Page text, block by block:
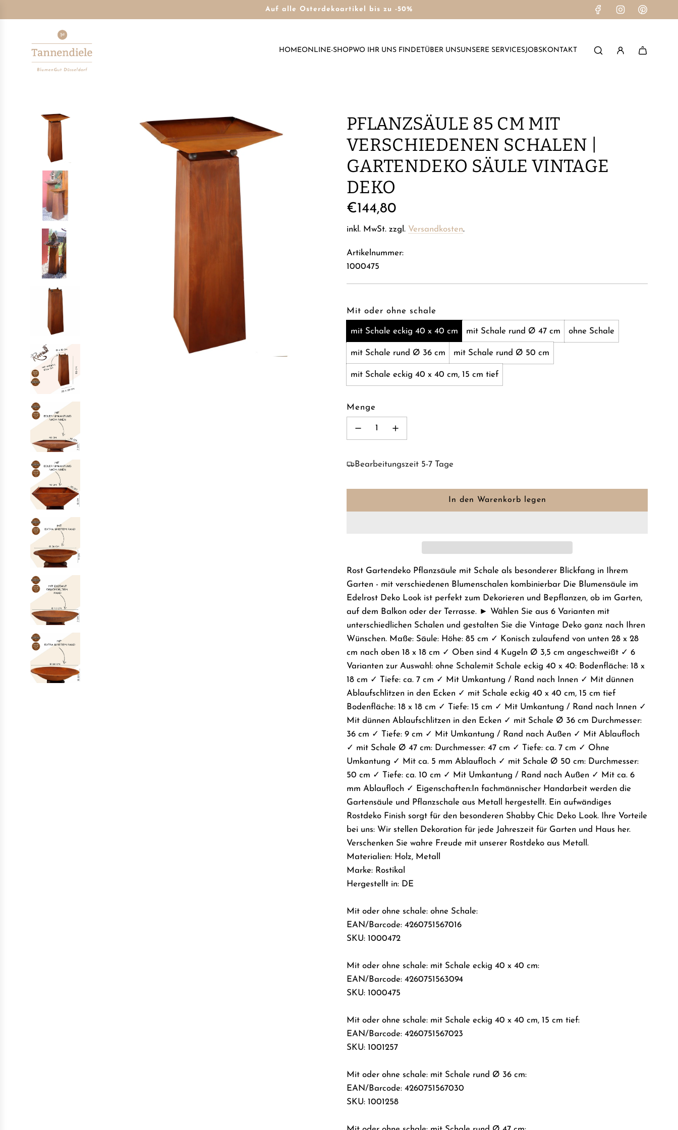
Auf alle Osterdekoartikel bis zu -50%
HOMEONLINE-SHOPWO IHR UNS FINDETÜBER UNSUNSERE SERVICESJOBSKONTAKT
PFLANZSÄULE 85 CM MIT
VERSCHIEDENEN SCHALEN |
GARTENDEKO SÄULE VINTAGE
DEKO
Regulärer
Preis
€144,80
inkl. MwSt. zzgl. Versandkosten.
Artikelnummer:
1000475
Mit oder ohne schale
mit Schale eckig 40 x 40 cm mit Schale rund Ø 47 cm ohne Schale
mit Schale rund Ø 36 cm mit Schale rund Ø 50 cm
mit Schale eckig 40 x 40 cm, 15 cm tief
Menge
Bearbeitungszeit 5-7 Tage
In den Warenkorb legen
e
n
.
.
Rost Gartendeko Pflanzsäule mit Schale als besonderer Blickfang in Ihrem
Garten - mit verschiedenen Blumenschalen kombinierbar Die Blumensäule im
Edelrost Deko Look ist perfekt zum Dekorieren und Bepflanzen, ob im Garten,
auf dem Balkon oder der Terrasse. ► Wählen Sie aus 6 Varianten mit
unterschiedlichen Schalen und gestalten Sie die Vintage Deko ganz nach Ihren
Wünschen. Maße: Säule: Höhe: 85 cm ✓ Konisch zulaufend von unten 28 x 28
cm nach oben 18 x 18 cm ✓ Oben sind 4 Kugeln Ø 3,5 cm angeschweißt ✓ 6
Varianten zur Auswahl: ohne Schalemit Schale eckig 40 x 40: Bodenfläche: 18 x
18 cm ✓ Tiefe: ca. 7 cm ✓ Mit Umkantung / Rand nach Innen ✓ Mit dünnen
Ablaufschlitzen in den Ecken ✓ mit Schale eckig 40 x 40 cm, 15 cm tief
Bodenfläche: 18 x 18 cm ✓ Tiefe: 15 cm ✓ Mit Umkantung / Rand nach Innen ✓
Mit dünnen Ablaufschlitzen in den Ecken ✓ mit Schale Ø 36 cm Durchmesser:
36 cm ✓ Tiefe: 9 cm ✓ Mit Umkantung / Rand nach Außen ✓ Mit Ablaufloch
✓ mit Schale Ø 47 cm: Durchmesser: 47 cm ✓ Tiefe: ca. 7 cm ✓ Ohne
Umkantung ✓ Mit ca. 5 mm Ablaufloch ✓ mit Schale Ø 50 cm: Durchmesser:
50 cm ✓ Tiefe: ca. 10 cm ✓ Mit Umkantung / Rand nach Außen ✓ Mit ca. 6
mm Ablaufloch ✓ Eigenschaften:In fachmännischer Handarbeit werden die
Gartensäule und Pflanzschale aus Metall hergestellt. Ein aufwändiges
Rostdeko Finish sorgt für den besonderen Shabby Chic Deko Look. Ihre Vorteile
bei uns: Wir stellen Dekoration für jede Jahreszeit für Garten und Haus her.
Verschenken Sie wahre Freude mit unserer Rostdeko aus Metall.
Materialien: Holz, Metall
Marke: Rostikal
Hergestellt in: DE
Mit oder ohne schale: ohne Schale:
EAN/Barcode: 4260751567016
SKU: 1000472
Mit oder ohne schale: mit Schale eckig 40 x 40 cm:
EAN/Barcode: 4260751563094
SKU: 1000475
Mit oder ohne schale: mit Schale eckig 40 x 40 cm, 15 cm tief:
EAN/Barcode: 4260751567023
SKU: 1001257
Mit oder ohne schale: mit Schale rund Ø 36 cm:
EAN/Barcode: 4260751567030
SKU: 1001258